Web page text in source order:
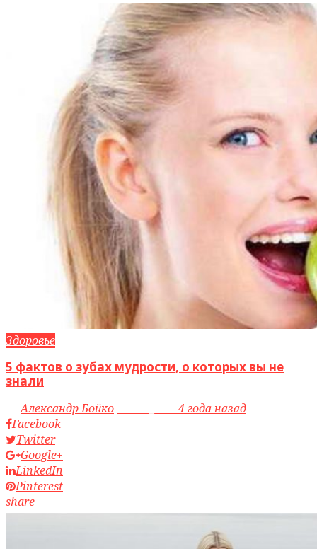
Здоровье
5 фактов о зубах мудрости, о которых вы не
знали
byАлександр Бойко
4 года назад
Facebook
Twitter
Google+
LinkedIn
Pinterest
share